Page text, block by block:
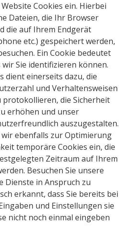
Cookies ein. Hierbei
Dateien, die Ihr Browser
die auf Ihrem Endgerät
etc.) gespeichert werden,
Ein Cookie bedeutet
wir Sie identifizieren können.
dient einerseits dazu, die
und Verhaltensweisen
die Sicherheit
erhöhen und unser
auszugestalten.
ebenfalls zur Optimierung
temporäre Cookies ein, die
Zeitraum auf Ihrem
Besuchen Sie unsere
Dienste in Anspruch zu
erkannt, dass Sie bereits bei
und Einstellungen sie
nicht noch einmal eingeben